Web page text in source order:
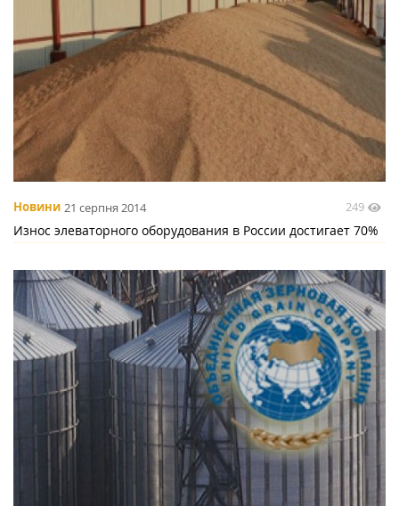
Новини 21 серпня 2014 249
Износ элеваторного оборудования в России достигает 70%